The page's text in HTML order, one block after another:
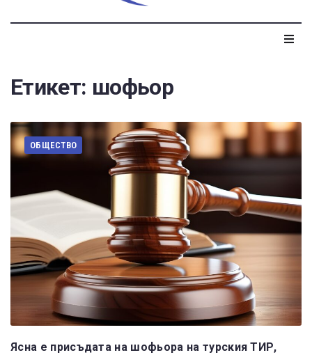
Етикет: шофьор
ОБЩЕСТВО
Ясна е присъдата на шофьора на турския ТИР,